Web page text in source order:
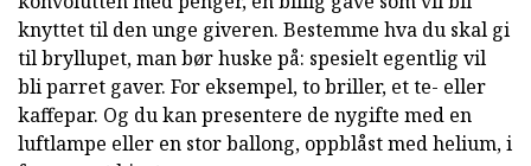
knyttet til den unge giveren. Bestemme hva du skal gi
til bryllupet, man bør huske på: spesielt egentlig vil
bli parret gaver. For eksempel, to briller, et te- eller
kaffepar. Og du kan presentere de nygifte med en
luftlampe eller en stor ballong, oppblåst med helium, i